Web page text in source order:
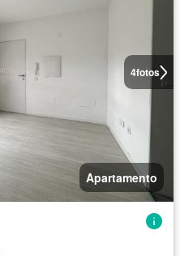
4fotos
Apartamento